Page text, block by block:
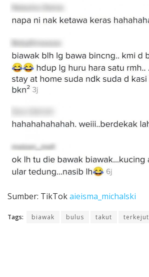
Sumber: TikTokaieisma_michalski
Tags: biawak bulus takut terkejut